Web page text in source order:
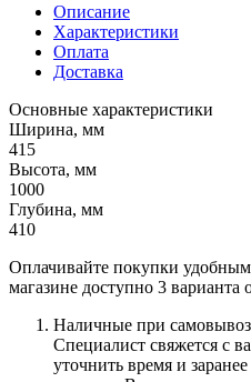
Описание
Характеристики
Оплата
Доставка
Основные характеристики
Ширина, мм
415
Высота, мм
1000
Глубина, мм
410
Оплачивайте покупки
магазине доступно 3 варианта
Наличные при
Специалист свяжется с
уточнить время и